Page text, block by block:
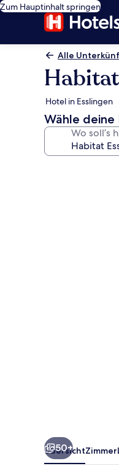
Zum Hauptinhalt springen
Alle
Hotel in Esslingen
Wähle deine
Wo soll’s
50+
ÜbersichtZimmer